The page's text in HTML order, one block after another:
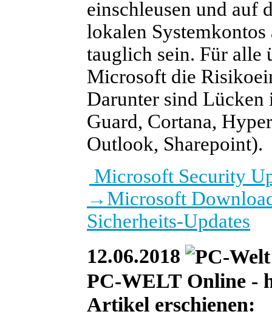
einschleusen und auf
lokalen
tauglich sein. Für alle
Microsoft die
Darunter sind
Guard, Cortana,
Outlook, Sharepoint).
Microsoft Security
→Microsoft
Sicherheits-Updates
12.06.2018
PC-WELT Online -
Artikel erschienen: